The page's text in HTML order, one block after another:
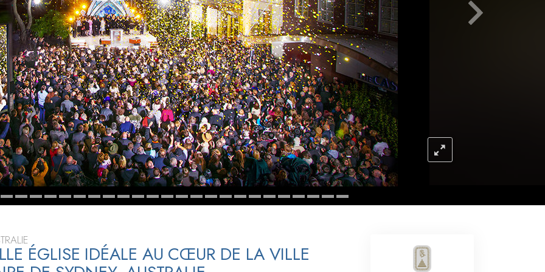
? L’échelle des tons émotionnels
Réponses aux drogues
Les enfants
Des outils pour le monde du travail
L’éthique et les conditions
La raison de l’oppression
Les investigations
Les fondements de l’organisation
Les fondements des relations publiques
La technologie de l’étude
ÉGLISE IDÉALE AU CŒUR DE LA VILLE